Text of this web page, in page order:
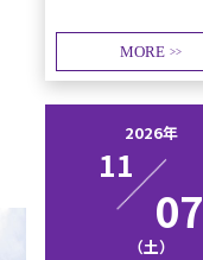
MORE >>
2026年
11
07
（土）